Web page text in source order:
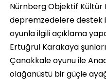
Nürnberg Objektif Kültür
depremzedelere destek
oyunla ilgili açıklama
Ertuğrul Karakaya
Çanakkale oyunu ile
olağanüstü bir güçle